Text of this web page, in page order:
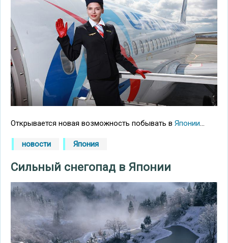
Открывается новая возможность побывать в Японии...
новости Япония
Сильный снегопад в Японии